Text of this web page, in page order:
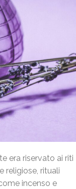
era riservato ai riti
religiose, rituali
incenso e